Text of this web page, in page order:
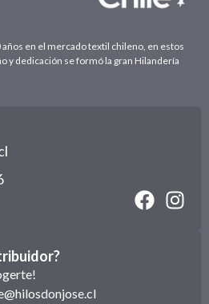
en el mercado textil chileno, en estos
y dedicación se formó la gran Hilandería